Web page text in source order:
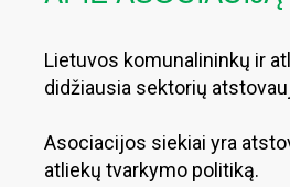
Lietuvos komunalininkų ir
didžiausia sektorių
Asociacijos siekiai yra
atliekų tvarkymo politiką.